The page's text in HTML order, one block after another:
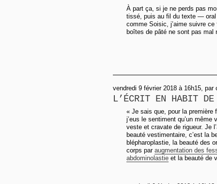
À part ça, si je ne perds pas
tissé, puis au fil du texte —
comme Soisic, j’aime suivre
boîtes de pâté ne sont pas mal
vendredi 9 février 2018 à 16h15, par
L’ÉCRIT EN HABIT
« Je sais que, pour la première
j’eus le sentiment qu’un
veste et cravate de rigueur. Je
beauté vestimentaire, c’est la
blépharoplastie, la beauté des
corps par augmentation des
abdominolastie et la beauté de